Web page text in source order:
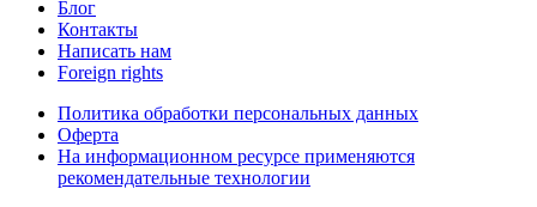
Блог
Контакты
Написать нам
Foreign rights
Политика обработки персональных данных
Оферта
На информационном ресурсе применяются
рекомендательные технологии